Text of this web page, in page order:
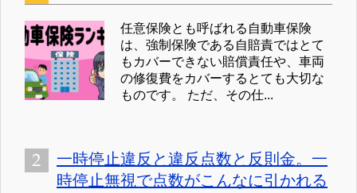
任意保険とも呼ばれる自動車保険
は、強制保険である自賠責ではとて
もカバーできない賠償責任や、車両
の修復費をカバーするとても大切な
ものです。 ただ、その仕...
一時停止違反と違反点数と反則金。一
時停止無視で点数がこんなに引かれる